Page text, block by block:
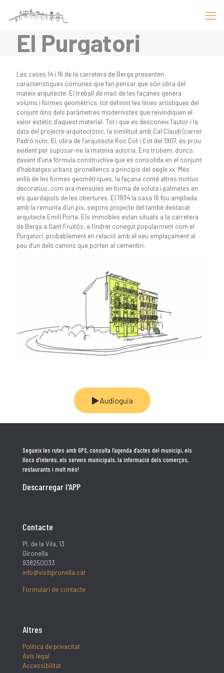
El Purgatori
Les cases 14 i 16 de la carretera de Berga presenten
característiques comunes que fan pensar que són obra del
mateix arquitecte. El treball de maó de les façanes genera
volums i formes geomètrics, tot definint les línies artístiques del
conjunt dins dels paràmetres modernistes que reivindiquen el
valor estètic d’aquest material. Tot i que es desconeix l’autor i la
data del projecte arquitectònic, la similitud amb Cal Claudi (carrer
Padró núm. 6), obra de l’arquitecte Roc Cot i Cot del 1907, és prou
evident per suposar-ne la mateixa autoria. Ens trobem, doncs,
davant d’una fórmula constructiva que es consolida en el conjunt
d’habitatges urbans gironellencs a principis del seglexx. Més
enllà de les formes geomètriques, la façana conté altres motius
decoratius, com ara mènsules en forma de voluta i palmetes en
els guardapols de les obertures. El 1934 la casa 16 fou ampliada
amb la remunta d’un pis, segons projecte del també destacat
arquitecte Emili Porta. Els immobles estan situats a la carretera
de Berga a Sant Fruitós, a l’indret conegut popularment com el
Purgatori, probablement en relació amb el seu emplaçament al
peu d’un dels camins que porten al cementiri.
Audioguia
Segueix les rutes amb GPS, consulta l’agenda d’actes del municipi, els
llocs d’interès, els serveis municipals, la informació dels comerços,
restaurants i molt més!
Descarregar l'APP
Contacte
Pl. de la Vila, 13
Gironella
938250033
info@visitgironella.cat
Formulari de contacte
Altres
Política de privacitat
Avís legal
Accessibilitat